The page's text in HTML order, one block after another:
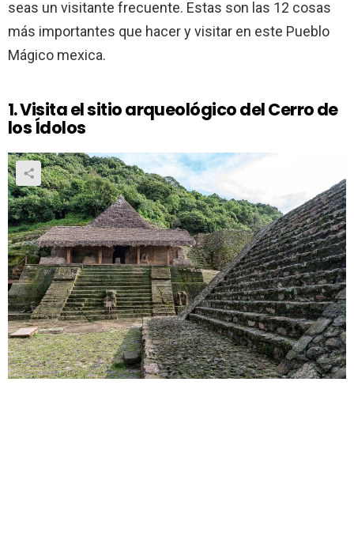
seas un visitante frecuente. Estas son las 12 cosas
más importantes que hacer y visitar en este Pueblo
Mágico mexica.
1.Visita el sitio arqueológico del Cerro de
los Ídolos